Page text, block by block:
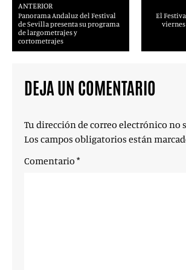
ANTERIOR
Panorama Andaluz del Festival
de Sevilla presenta su programa
de largometrajes y
cortometrajes
El
viernes
DEJA UN COMENTARIO
Tu dirección de correo electrónico no
Los campos obligatorios están
Comentario *